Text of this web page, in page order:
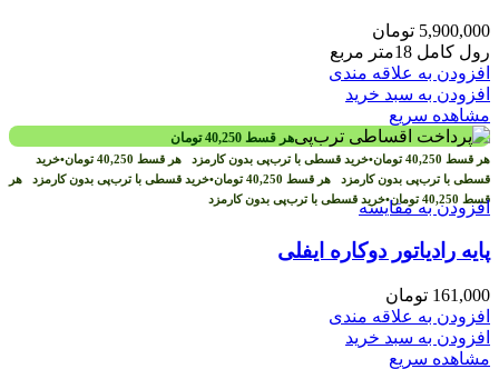
5,900,000 تومان
رول کامل 18متر مربع
افزودن به علاقه مندی
افزودن به سبد خرید
مشاهده سریع
هر قسط 40,250 تومان
هر قسط 40,250 تومان•خرید قسطی با ترب‌پی بدون کارمزد هر قسط 40,250 تومان•خرید
قسطی با ترب‌پی بدون کارمزد هر قسط 40,250 تومان•خرید قسطی با ترب‌پی بدون کارمزد هر
قسط 40,250 تومان•خرید قسطی با ترب‌پی بدون کارمزدافزودن به مقایسه
پایه رادیاتور دوکاره ایفلی
161,000 تومان
افزودن به علاقه مندی
افزودن به سبد خرید
مشاهده سریع